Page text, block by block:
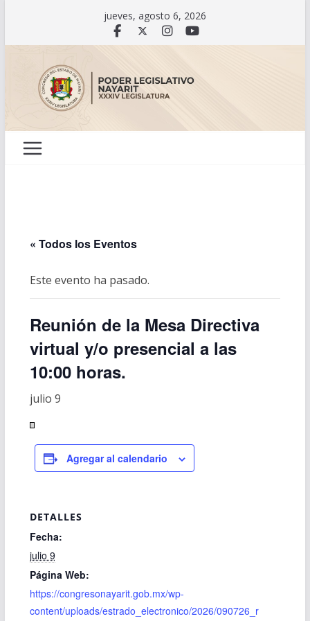
contenido
jueves, agosto 6, 2026
« Todos los Eventos
Este evento ha pasado.
Reunión de la Mesa Directiva
virtual y/o presencial a las
10:00 horas.
julio 9
Agregar al calendario
DETALLES
Fecha:
julio 9
Página Web:
https://congresonayarit.gob.mx/wp-
content/uploads/estrado_electronico/2026/090726_r